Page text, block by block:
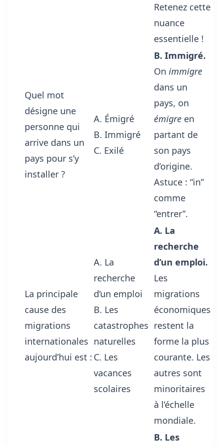
Retenez cette
nuance
essentielle !
Quel mot
désigne une
personne qui
arrive dans un
pays pour s’y
installer ?
A. Émigré
B. Immigré
C. Exilé
B. Immigré.
On immigre
dans un
pays, on
émigre en
partant de
son pays
d’origine.
Astuce : “in”
comme
“entrer”.
La principale
cause des
migrations
internationales
aujourd’hui est :
A. La
recherche
d’un emploi
B. Les
catastrophes
naturelles
C. Les
vacances
scolaires
A. La
recherche
d’un emploi.
Les
migrations
économiques
restent la
forme la plus
courante. Les
autres sont
minoritaires
à l’échelle
mondiale.
B. Les